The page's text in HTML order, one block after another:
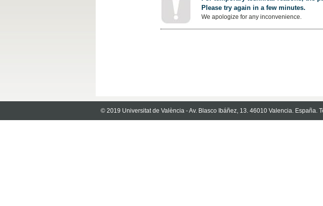
Please try again in a few minutes.
We apologize for any inconvenience.
© 2019 Universitat de València - Av. Blasco Ibáñez, 13. 46010 Valencia. España.